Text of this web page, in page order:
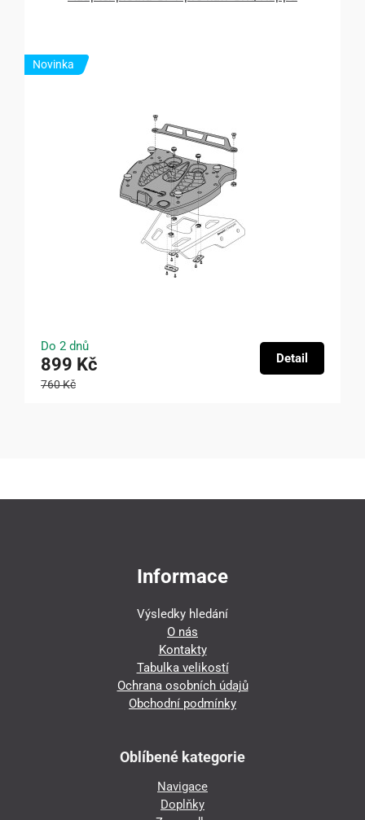
Novinka
Do 2 dnů
899 Kč
760 Kč
Detail
Informace
Výsledky hledání
O nás
Kontakty
Tabulka velikostí
Ochrana osobních údajů
Obchodní podmínky
Oblíbené kategorie
Navigace
Doplňky